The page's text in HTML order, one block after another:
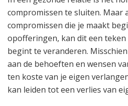
compromissen te sluiten. Maar
compromissen die je maakt
opofferingen, kan dit een teken
begint te veranderen.
aan de behoeften en wensen
ten koste van je eigen
kan leiden tot een verlies van